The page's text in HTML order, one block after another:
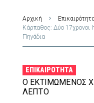
Αρχική
Επικαιρότητα
Κάρπαθος: Δύο 17χρονοι
Πηγάδια
ΕΠΙΚΑΙΡΌΤΗΤΑ
Ο ΕΚΤΙΜΏΜΕΝΟΣ
ΛΕΠΤΌ